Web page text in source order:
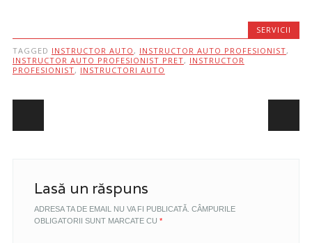
SERVICII
TAGGED INSTRUCTOR AUTO , INSTRUCTOR AUTO PROFESIONIST,
INSTRUCTOR AUTO PROFESIONIST PRET, INSTRUCTOR
PROFESIONIST, INSTRUCTORI AUTO
Lasă un răspuns
ADRESA TA DE EMAIL NU VA FI PUBLICATĂ. CÂMPURILE
OBLIGATORII SUNT MARCATE CU *